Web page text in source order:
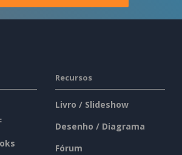
Recursos
Livro / Slideshow
Desenho / Diagrama
Fórum